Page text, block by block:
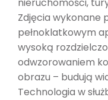
nieruchomości,
Zdjęcia wykonane
pełnoklatkowym
wysoką
odwzorowaniem
obrazu – budują
Technologia w